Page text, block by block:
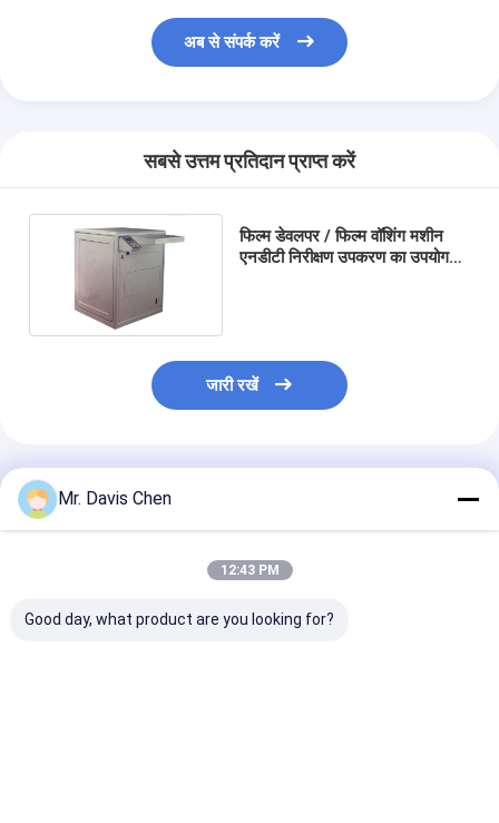
अब से संपर्क करें
सबसे उत्तम प्रतिदान प्राप्त करें
फिल्म डेवलपर / फिल्म वॉशिंग मशीन
एनडीटी निरीक्षण उपकरण का उपयोग
जारी रखें
अनुशंसित उत्पाद
Mr. Davis Chen
12:43 PM
Good day, what product are you looking for?